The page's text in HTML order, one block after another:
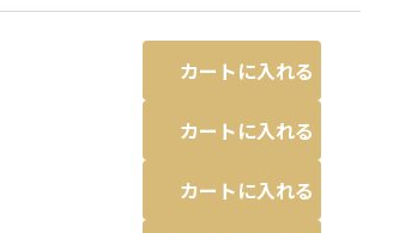
カートに入れる
カートに入れる
カートに入れる